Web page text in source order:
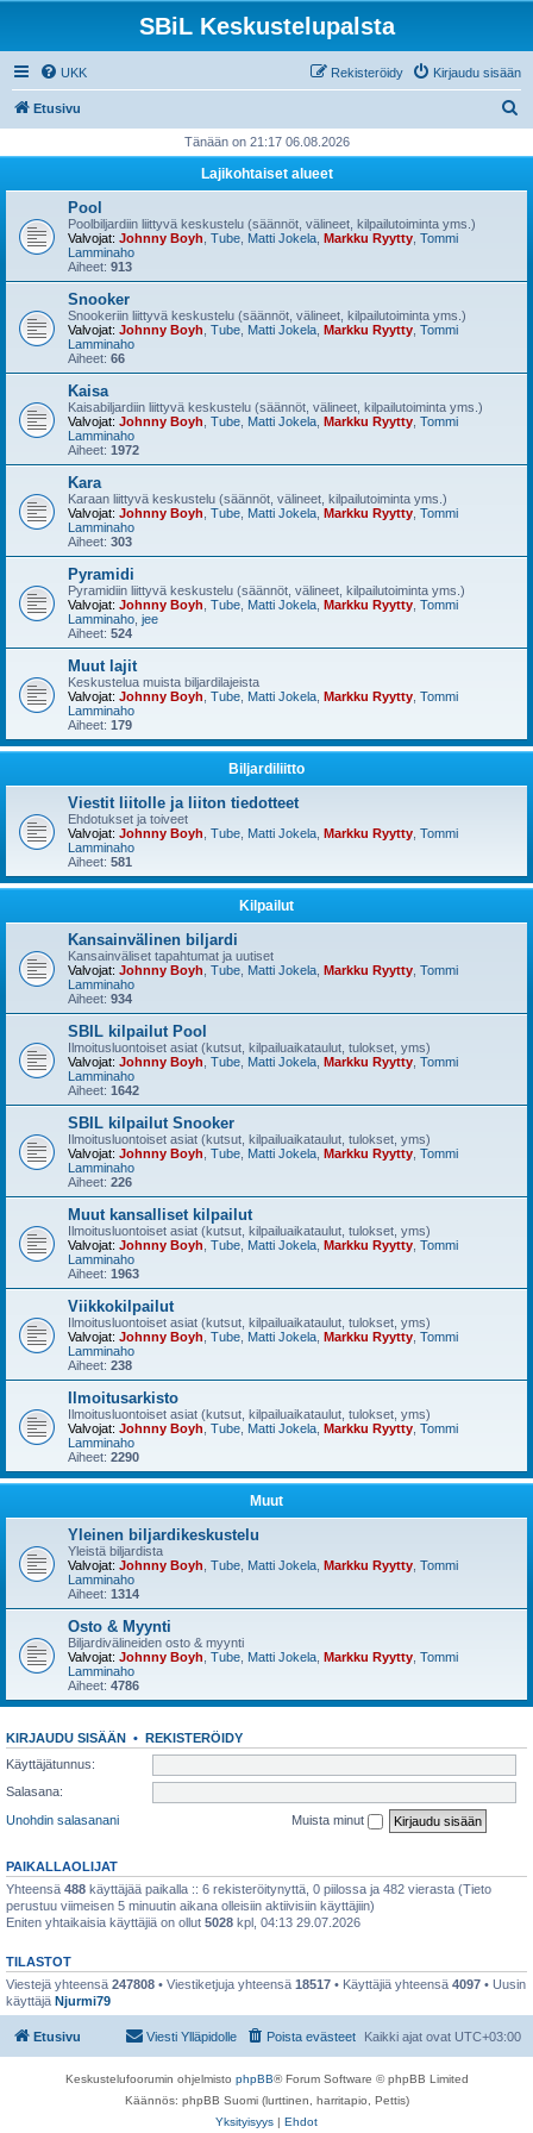
SBiL Keskustelupalsta
UKK Kirjaudu sisään
Rekisteröidy
Etusivu
i
Tänään on 21:17 06.08.2026
Lajikohtaiset alueet
Pool
Poolbiljardiin liittyvä keskustelu (säännöt, välineet, kilpailutoiminta yms.)
Valvojat: Johnny Boyh Tube Matti Jokela Markku Ryytty Tommi
Lamminaho
Aiheet: 913
Snooker
Snookeriin liittyvä keskustelu (säännöt, välineet, kilpailutoiminta yms.)
Valvojat: Johnny Boyh Tube Matti Jokela Markku Ryytty Tommi
Lamminaho
Aiheet: 66
Kaisa
Kaisabiljardiin liittyvä keskustelu (säännöt, välineet, kilpailutoiminta yms.)
Valvojat: Johnny Boyh Tube Matti Jokela Markku Ryytty Tommi
Lamminaho
Aiheet: 1972
Kara
Karaan liittyvä keskustelu (säännöt, välineet, kilpailutoiminta yms.)
Valvojat: Johnny Boyh Tube Matti Jokela Markku Ryytty Tommi
Lamminaho
Aiheet: 303
Pyramidi
Pyramidiin liittyvä keskustelu (säännöt, välineet, kilpailutoiminta yms.)
Valvojat: Johnny Boyh Tube Matti Jokela Markku Ryytty Tommi
Lamminaho jee
Aiheet: 524
Muut lajit
Keskustelua muista biljardilajeista
Valvojat: Johnny Boyh Tube Matti Jokela Markku Ryytty Tommi
Lamminaho
Aiheet: 179
Biljardiliitto
Viestit liitolle ja liiton tiedotteet
Ehdotukset ja toiveet
Valvojat: Johnny Boyh Tube Matti Jokela Markku Ryytty Tommi
Lamminaho
Aiheet: 581
Kilpailut
Kansainvälinen biljardi
Kansainväliset tapahtumat ja uutiset
Valvojat: Johnny Boyh Tube Matti Jokela Markku Ryytty Tommi
Lamminaho
Aiheet: 934
SBIL kilpailut Pool
Ilmoitusluontoiset asiat (kutsut, kilpailuaikataulut, tulokset, yms)
Valvojat: Johnny Boyh Tube Matti Jokela Markku Ryytty Tommi
Lamminaho
Aiheet: 1642
SBIL kilpailut Snooker
Ilmoitusluontoiset asiat (kutsut, kilpailuaikataulut, tulokset, yms)
Valvojat: Johnny Boyh Tube Matti Jokela Markku Ryytty Tommi
Lamminaho
Aiheet: 226
Muut kansalliset kilpailut
Ilmoitusluontoiset asiat (kutsut, kilpailuaikataulut, tulokset, yms)
Valvojat: Johnny Boyh Tube Matti Jokela Markku Ryytty Tommi
Lamminaho
Aiheet: 1963
Viikkokilpailut
Ilmoitusluontoiset asiat (kutsut, kilpailuaikataulut, tulokset, yms)
Valvojat: Johnny Boyh Tube Matti Jokela Markku Ryytty Tommi
Lamminaho
Aiheet: 238
Ilmoitusarkisto
Ilmoitusluontoiset asiat (kutsut, kilpailuaikataulut, tulokset, yms)
Valvojat: Johnny Boyh Tube Matti Jokela Markku Ryytty Tommi
Lamminaho
Aiheet: 2290
Muut
Yleinen biljardikeskustelu
Yleistä biljardista
Valvojat: Johnny Boyh Tube Matti Jokela Markku Ryytty Tommi
Lamminaho
Aiheet: 1314
Osto & Myynti
Biljardivälineiden osto & myynti
Valvojat: Johnny Boyh Tube Matti Jokela Markku Ryytty Tommi
Lamminaho
Aiheet: 4786
KIRJAUDU SISÄÄN • REKISTERÖIDY
Käyttäjätunnus:
Salasana:
Unohdin salasanani
Muista minut
PAIKALLAOLIJAT
Yhteensä 488 käyttäjää paikalla :: 6 rekisteröitynyttä, 0 piilossa ja 482 vierasta (Tieto
perustuu viimeisen 5 minuutin aikana olleisiin aktiivisiin käyttäjiin)
Eniten yhtaikaisia käyttäjiä on ollut 5028 kpl, 04:13 29.07.2026
TILASTOT
Viestejä yhteensä 247808 • Viestiketjuja yhteensä 18517 • Käyttäjiä yhteensä 4097 • Uusin
käyttäjä Njurmi79
Etusivu Kaikki ajat ovat UTC+03:00
Poista evästeet
Viesti Ylläpidolle
Keskustelufoorumin ohjelmisto phpBB® Forum Software © phpBB Limited
Käännös: phpBB Suomi (lurttinen, harritapio, Pettis)
Yksityisyys | Ehdot